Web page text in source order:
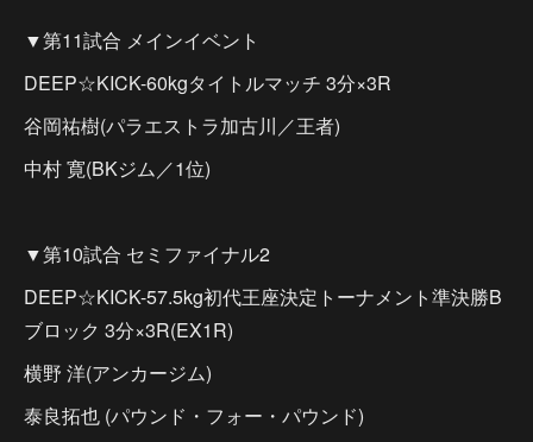
▼第11試合 メインイベント
DEEP☆KICK-60kgタイトルマッチ 3分×3R
谷岡祐樹(パラエストラ加古川／王者)
中村 寛(BKジム／1位)
▼第10試合 セミファイナル2
DEEP☆KICK-57.5kg初代王座決定トーナメント準決勝B
ブロック 3分×3R(EX1R)
横野 洋(アンカージム)
泰良拓也 (パウンド・フォー・パウンド)